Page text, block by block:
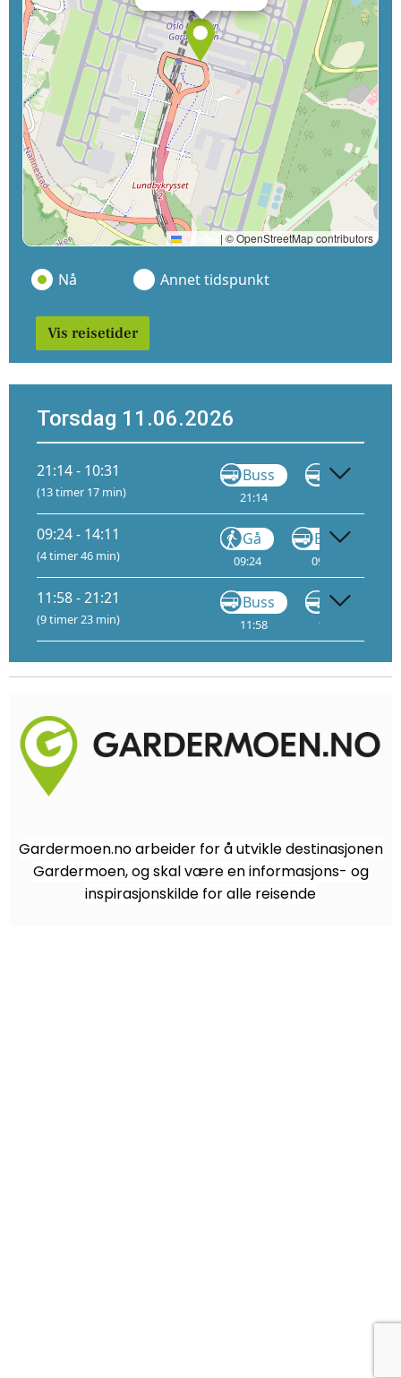
Leaflet | © OpenStreetMap contributors
Nå Annet tidspunkt
Vis reisetider
Torsdag 11.06.2026
21:14 - 10:31
(13 timer 17 min)
Buss
21:14
Buss
09:24 - 14:11
(4 timer 46 min)
Gå
09:24
Buss
09:53
11:58 - 21:21
(9 timer 23 min)
Buss
11:58
Buss
17:52
Gardermoen.no arbeider for å utvikle destinasjonen
Gardermoen, og skal være en informasjons- og
inspirasjonskilde for alle reisende